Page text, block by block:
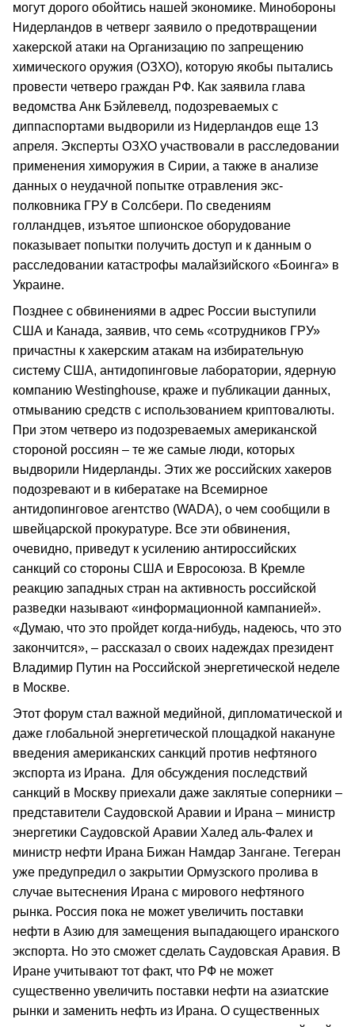
могут дорого обойтись нашей экономике. Минобороны
Нидерландов в четверг заявило о предотвращении
хакерской атаки на Организацию по запрещению
химического оружия (ОЗХО), которую якобы пытались
провести четверо граждан РФ. Как заявила глава
ведомства Анк Бэйлевелд, подозреваемых с
диппаспортами выдворили из Нидерландов еще 13
апреля. Эксперты ОЗХО участвовали в расследовании
применения химоружия в Сирии, а также в анализе
данных о неудачной попытке отравления экс-
полковника ГРУ в Солсбери. По сведениям
голландцев, изъятое шпионское оборудование
показывает попытки получить доступ и к данным о
расследовании катастрофы малайзийского «Боинга» в
Украине.
Позднее с обвинениями в адрес России выступили
США и Канада, заявив, что семь «сотрудников ГРУ»
причастны к хакерским атакам на избирательную
систему США, антидопинговые лаборатории, ядерную
компанию Westinghouse, краже и публикации данных,
отмыванию средств с использованием криптовалюты.
При этом четверо из подозреваемых американской
стороной россиян – те же самые люди, которых
выдворили Нидерланды. Этих же российских хакеров
подозревают и в кибератаке на Всемирное
антидопинговое агентство (WADA), о чем сообщили в
швейцарской прокуратуре. Все эти обвинения,
очевидно, приведут к усилению антироссийских
санкций со стороны США и Евросоюза. В Кремле
реакцию западных стран на активность российской
разведки называют «информационной кампанией».
«Думаю, что это пройдет когда-нибудь, надеюсь, что это
закончится», – рассказал о своих надеждах президент
Владимир Путин на Российской энергетической неделе
в Москве.
Этот форум стал важной медийной, дипломатической и
даже глобальной энергетической площадкой накануне
введения американских санкций против нефтяного
экспорта из Ирана. Для обсуждения последствий
санкций в Москву приехали даже заклятые соперники –
представители Саудовской Аравии и Ирана – министр
энергетики Саудовской Аравии Халед аль-Фалех и
министр нефти Ирана Бижан Намдар Зангане. Тегеран
уже предупредил о закрытии Ормузского пролива в
случае вытеснения Ирана с мирового нефтяного
рынка. Россия пока не может увеличить поставки
нефти в Азию для замещения выпадающего иранского
экспорта. Но это сможет сделать Саудовская Аравия. В
Иране учитывают тот факт, что РФ не может
существенно увеличить поставки нефти на азиатские
рынки и заменить нефть из Ирана. О существенных